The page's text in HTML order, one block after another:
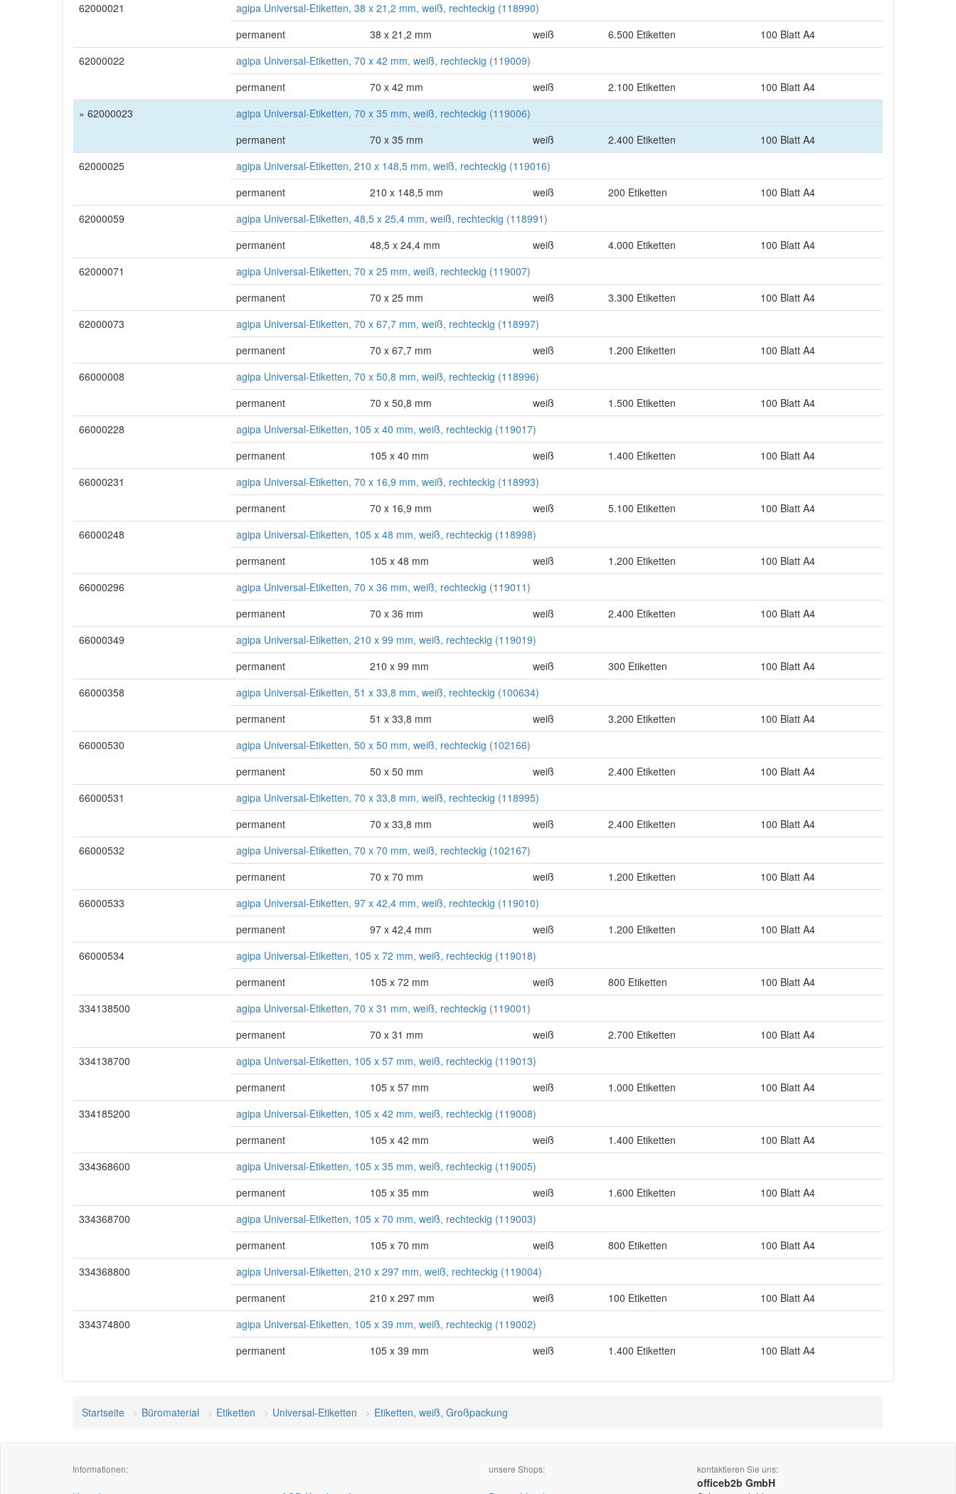
62000021
agipa Universal-Etiketten, 38 x 21,2 mm, weiß, rechteckig (118990)
permanent
38 x 21,2 mm weiß 6.500 Etiketten
100 Blatt A4
62000022
agipa Universal-Etiketten, 70 x 42 mm, weiß, rechteckig (119009)
permanent
70 x 42 mm weiß 2.100 Etiketten
100 Blatt A4
» 62000023
agipa Universal-Etiketten, 70 x 35 mm, weiß, rechteckig (119006)
permanent
70 x 35 mm weiß 2.400 Etiketten
100 Blatt A4
62000025
agipa Universal-Etiketten, 210 x 148,5 mm, weiß, rechteckig (119016)
permanent
210 x 148,5 mm weiß 200 Etiketten
100 Blatt A4
62000059
agipa Universal-Etiketten, 48,5 x 25,4 mm, weiß, rechteckig (118991)
permanent
48,5 x 24,4 mm weiß 4.000 Etiketten
100 Blatt A4
62000071
agipa Universal-Etiketten, 70 x 25 mm, weiß, rechteckig (119007)
permanent
70 x 25 mm weiß 3.300 Etiketten
100 Blatt A4
62000073
agipa Universal-Etiketten, 70 x 67,7 mm, weiß, rechteckig (118997)
permanent
70 x 67,7 mm weiß 1.200 Etiketten
100 Blatt A4
66000008
agipa Universal-Etiketten, 70 x 50,8 mm, weiß, rechteckig (118996)
permanent
70 x 50,8 mm weiß 1.500 Etiketten
100 Blatt A4
66000228
agipa Universal-Etiketten, 105 x 40 mm, weiß, rechteckig (119017)
permanent
105 x 40 mm weiß 1.400 Etiketten
100 Blatt A4
66000231
agipa Universal-Etiketten, 70 x 16,9 mm, weiß, rechteckig (118993)
permanent
70 x 16,9 mm weiß 5.100 Etiketten
100 Blatt A4
66000248
agipa Universal-Etiketten, 105 x 48 mm, weiß, rechteckig (118998)
permanent
105 x 48 mm weiß 1.200 Etiketten
100 Blatt A4
66000296
agipa Universal-Etiketten, 70 x 36 mm, weiß, rechteckig (119011)
permanent
70 x 36 mm weiß 2.400 Etiketten
100 Blatt A4
66000349
agipa Universal-Etiketten, 210 x 99 mm, weiß, rechteckig (119019)
permanent
210 x 99 mm weiß 300 Etiketten
100 Blatt A4
66000358
agipa Universal-Etiketten, 51 x 33,8 mm, weiß, rechteckig (100634)
permanent
51 x 33,8 mm weiß 3.200 Etiketten
100 Blatt A4
66000530
agipa Universal-Etiketten, 50 x 50 mm, weiß, rechteckig (102166)
permanent
50 x 50 mm weiß 2.400 Etiketten
100 Blatt A4
66000531
agipa Universal-Etiketten, 70 x 33,8 mm, weiß, rechteckig (118995)
permanent
70 x 33,8 mm weiß 2.400 Etiketten
100 Blatt A4
66000532
agipa Universal-Etiketten, 70 x 70 mm, weiß, rechteckig (102167)
permanent
70 x 70 mm weiß 1.200 Etiketten
100 Blatt A4
66000533
agipa Universal-Etiketten, 97 x 42,4 mm, weiß, rechteckig (119010)
permanent
97 x 42,4 mm weiß 1.200 Etiketten
100 Blatt A4
66000534
agipa Universal-Etiketten, 105 x 72 mm, weiß, rechteckig (119018)
permanent
105 x 72 mm weiß 800 Etiketten
100 Blatt A4
334138500
agipa Universal-Etiketten, 70 x 31 mm, weiß, rechteckig (119001)
permanent
70 x 31 mm weiß 2.700 Etiketten
100 Blatt A4
334138700
agipa Universal-Etiketten, 105 x 57 mm, weiß, rechteckig (119013)
permanent
105 x 57 mm weiß 1.000 Etiketten
100 Blatt A4
334185200
agipa Universal-Etiketten, 105 x 42 mm, weiß, rechteckig (119008)
permanent
105 x 42 mm weiß 1.400 Etiketten
100 Blatt A4
334368600
agipa Universal-Etiketten, 105 x 35 mm, weiß, rechteckig (119005)
permanent
105 x 35 mm weiß 1.600 Etiketten
100 Blatt A4
334368700
agipa Universal-Etiketten, 105 x 70 mm, weiß, rechteckig (119003)
permanent
105 x 70 mm weiß 800 Etiketten
100 Blatt A4
334368800
agipa Universal-Etiketten, 210 x 297 mm, weiß, rechteckig (119004)
permanent
210 x 297 mm weiß 100 Etiketten
100 Blatt A4
334374800
agipa Universal-Etiketten, 105 x 39 mm, weiß, rechteckig (119002)
permanent
105 x 39 mm weiß 1.400 Etiketten 100 Blatt A4
Startseite Büromaterial Etiketten Universal-Etiketten Etiketten, weiß, Großpackung
Informationen: unsere Shops: kontaktieren Sie uns:
officeb2b GmbH